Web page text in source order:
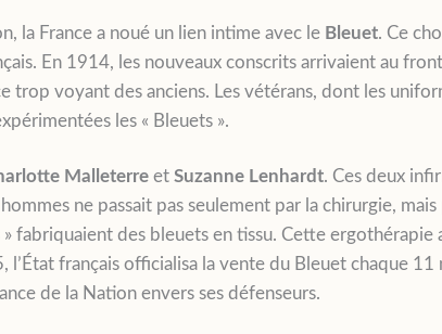
la France a noué un lien intime avec le Bleuet. Ce
En 1914, les nouveaux conscrits arrivaient au
trop voyant des anciens. Les vétérans, dont les
les « Bleuets ».
Malleterre et Suzanne Lenhardt. Ces deux
ne passait pas seulement par la chirurgie,
» fabriquaient des bleuets en tissu. Cette ergothérapie
l’État français officialisa la vente du Bleuet chaque
de la Nation envers ses défenseurs.